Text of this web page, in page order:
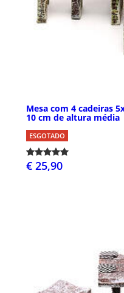
Mesa com 4 cadeiras
10 cm de altura média
ESGOTADO
€ 25,90